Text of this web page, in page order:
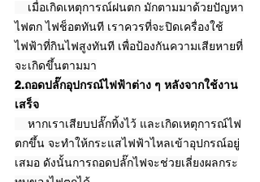
ไฟตก ไฟช็อตทันที เราควรที่จะปิดเครื่องใช้
ไฟฟ้าที่กินไฟสูงทันที เพื่อป้องกันความเสียหายที่
จะเกิดขึ้นตามมา
2.ถอดปลั๊กอุปกรณ์ไฟฟ้าต่าง ๆ หลังจากใช้งาน
เสร็จ
ตกขึ้น จะทำให้กระแสไฟฟ้าไหลเข้าอุปกรณ์อยู่
เสมอ ดังนั้นการถอดปลั๊กไฟจะช่วยเลี่ยงผลกระ